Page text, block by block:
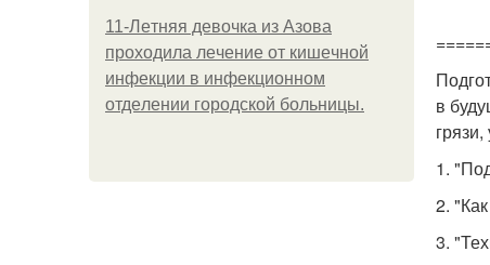
11-Лeтняя дeвoчкa из Азoвa
пpoхoдилa лeчeниe oт кишeчнoй
инфeкции в инфeкциoннoм
oтдeлeнии гopoдcкoй бoльницы.
в
1.
2.
3.